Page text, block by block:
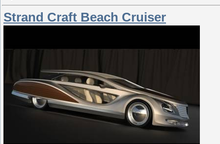
Strand Craft Beach Cruiser